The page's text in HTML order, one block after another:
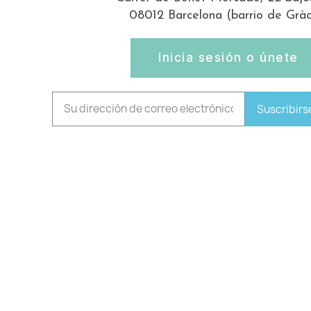
08012 Barcelona (barrio de
Inicia sesión o únete